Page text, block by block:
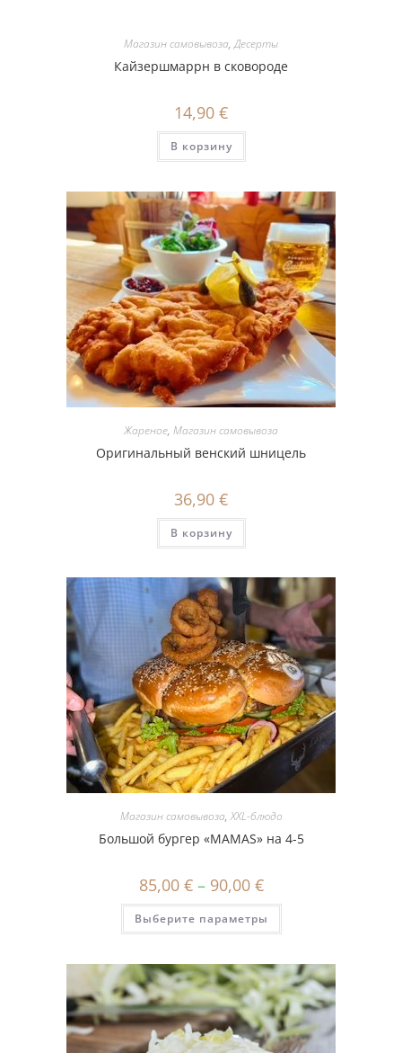
Магазин самовывоза,Десерты
Кайзершмаррн в сковороде
14,90 €
В корзину
Жареное, Магазин самовывоза
Оригинальный венский шницель
36,90 €
В корзину
Магазин самовывоза,XXL-блюдо
Большой бургер «MAMAS» на 4-5
85,00 €– 90,00 €
Выберите параметры
Этот
имеет
Опции
можно
выбрать
на
странице
товара.